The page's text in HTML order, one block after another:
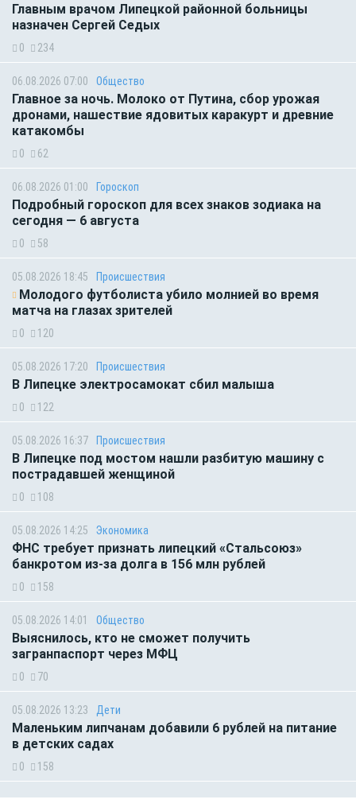
Главным врачом Липецкой районной больницы
назначен Сергей Седых
0 234
06.08.2026 07:00 Общество
Главное за ночь. Молоко от Путина, сбор урожая
дронами, нашествие ядовитых каракурт и древние
катакомбы
0 62
06.08.2026 01:00 Гороскоп
Подробный гороскоп для всех знаков зодиака на
сегодня — 6 августа
0 58
05.08.2026 18:45 Происшествия
Молодого футболиста убило молнией во время
матча на глазах зрителей
0 120
05.08.2026 17:20 Происшествия
В Липецке электросамокат сбил малыша
0 122
05.08.2026 16:37 Происшествия
В Липецке под мостом нашли разбитую машину с
пострадавшей женщиной
0 108
05.08.2026 14:25 Экономика
ФНС требует признать липецкий «Стальсоюз»
банкротом из-за долга в 156 млн рублей
0 158
05.08.2026 14:01 Общество
Выяснилось, кто не сможет получить
загранпаспорт через МФЦ
0 70
05.08.2026 13:23 Дети
Маленьким липчанам добавили 6 рублей на питание
в детских садах
0 158